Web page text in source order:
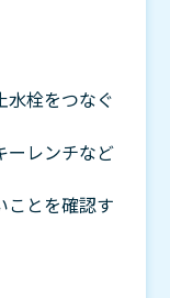
水栓をつなぐ
ーレンチなど
ことを確認す